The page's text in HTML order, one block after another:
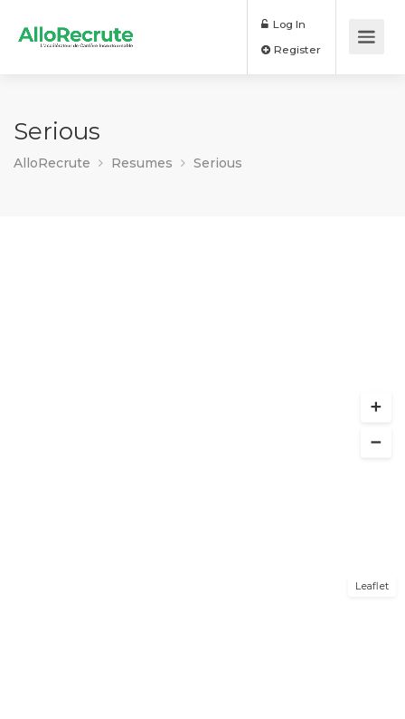
Log In
Serious
AlloRecrute Resumes Serious
Leaflet